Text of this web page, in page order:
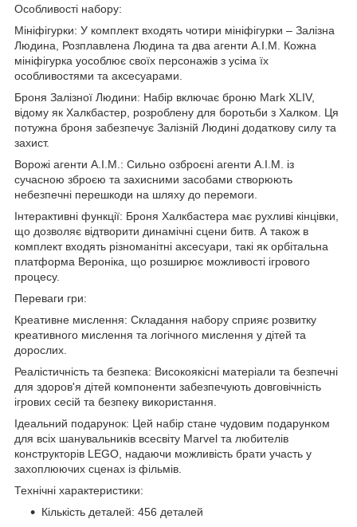
Особливості набору:
Мініфігурки: У комплект входять чотири мініфігурки – Залізна
Людина, Розплавлена Людина та два агенти А.І.М. Кожна
мініфігурка уособлює своїх персонажів з усіма їх
особливостями та аксесуарами.
Броня Залізної Людини: Набір включає броню Mark XLIV,
відому як Халкбастер, розроблену для боротьби з Халком. Ця
потужна броня забезпечує Залізній Людині додаткову силу та
захист.
Ворожі агенти А.І.М.: Сильно озброєні агенти А.І.М. із
сучасною зброєю та захисними засобами створюють
небезпечні перешкоди на шляху до перемоги.
Інтерактивні функції: Броня Халкбастера має рухливі кінцівки,
що дозволяє відтворити динамічні сцени битв. А також в
комплект входять різноманітні аксесуари, такі як орбітальна
платформа Вероніка, що розширює можливості ігрового
процесу.
Переваги гри:
Креативне мислення: Складання набору сприяє розвитку
креативного мислення та логічного мислення у дітей та
дорослих.
Реалістичність та безпека: Високоякісні матеріали та безпечні
для здоров'я дітей компоненти забезпечують довговічність
ігрових сесій та безпеку використання.
Ідеальний подарунок: Цей набір стане чудовим подарунком
для всіх шанувальників всесвіту Marvel та любителів
конструкторів LEGO, надаючи можливість брати участь у
захоплюючих сценах із фільмів.
Технічні характеристики:
Кількість деталей: 456 деталей